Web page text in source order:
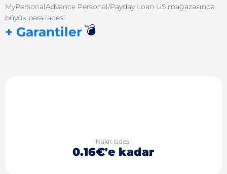
MyPersonalAdvance Personal/Payday Loan US mağazasında
büyük para iadesi
+ Garantiler💣
Nakit iadesi
0.16€'e kadar